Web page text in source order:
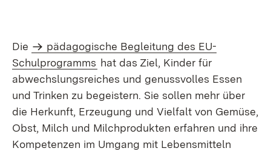
Die
pädagogische Begleitung des EU-
Schulprogramms hat das Ziel, Kinder für
abwechslungsreiches und genussvolles Essen
und Trinken zu begeistern. Sie sollen mehr über
die Herkunft, Erzeugung und Vielfalt von Gemüse,
Obst, Milch und Milchprodukten erfahren und ihre
Kompetenzen im Umgang mit Lebensmitteln